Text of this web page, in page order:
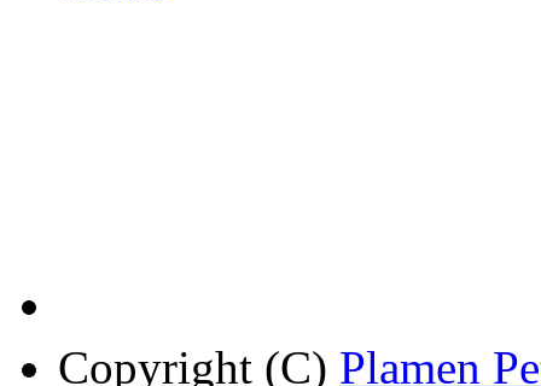
Copyright (C) Plamen